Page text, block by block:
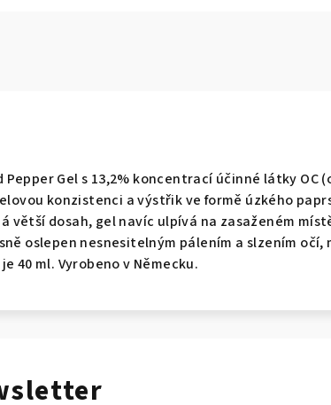
Pepper Gel s 13,2% koncentrací účinné látky
konzistenci a výstřik ve formě úzkého
dosah, gel navíc ulpívá na zasaženém
oslepen nesnesitelným pálením a slzením
40 ml. Vyrobeno v Německu.